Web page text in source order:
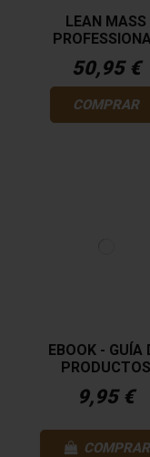
LEAN MASS
50,95 €
COMPRAR
EBOOK - GUÍA
PRODUCTOS
9,95 €
COMPRAR